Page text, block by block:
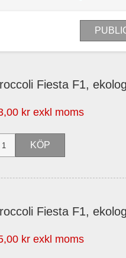
Fiesta F1,
kr exkl moms
Fiesta F1,
kr exkl moms